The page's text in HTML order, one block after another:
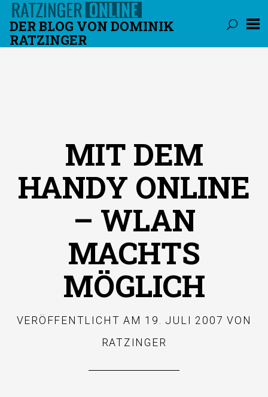
DER BLOG VON DOMINIK
RATZINGER
MIT DEM
HANDY ONLINE
– WLAN
MACHTS
MÖGLICH
VERÖFFENTLICHT AM 19. JULI 2007 VON
RATZINGER